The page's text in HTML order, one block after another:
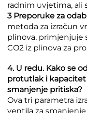
radnim uvjetima, ali
3 Preporuke za
metoda za izračun
plinova, primjenjuje
CO2 iz plinova za
4. U redu. Kako se
protutlak i kapacitet
smanjenje pritiska?
Ova tri parametra
ventila za